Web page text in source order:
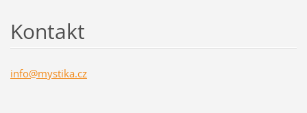
Kontakt
info@mystika.cz